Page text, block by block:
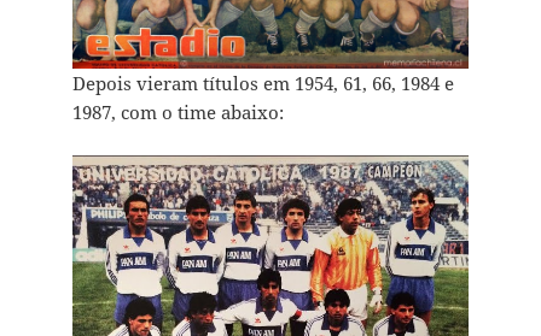
Depois vieram títulos em 1954, 61, 66, 1984 e
1987, com o time abaixo: